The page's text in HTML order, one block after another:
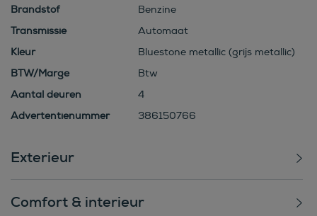
Brandstof
Benzine
Transmissie
Automaat
Kleur
Bluestone metallic (grijs metallic)
BTW/Marge
Btw
Aantal deuren
4
Advertentienummer
386150766
Exterieur
Comfort & interieur